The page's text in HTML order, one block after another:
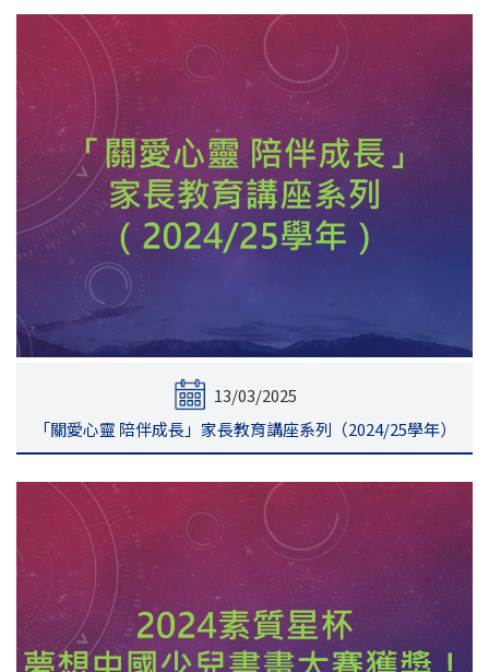
13/03/2025
「關愛心靈 陪伴成長」家長教育講座系列（2024/25學年）